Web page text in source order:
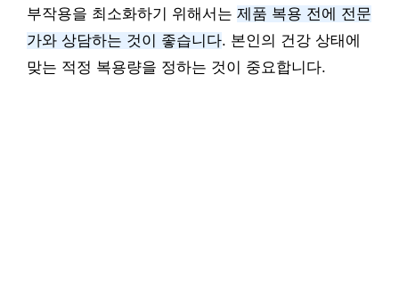
부작용을 최소화하기 위해서는 제품 복용 전에 전문
가와 상담하는 것이 좋습니다. 본인의 건강 상태에
맞는 적정 복용량을 정하는 것이 중요합니다.